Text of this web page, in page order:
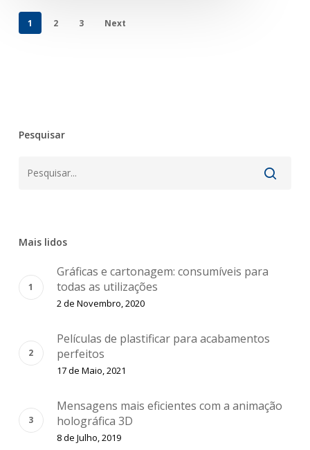
1 2 3 Next
Pesquisar
Mais lidos
Gráficas e cartonagem: consumíveis para
todas as utilizações
2 de Novembro, 2020
Películas de plastificar para acabamentos
perfeitos
17 de Maio, 2021
Mensagens mais eficientes com a animação
holográfica 3D
8 de Julho, 2019